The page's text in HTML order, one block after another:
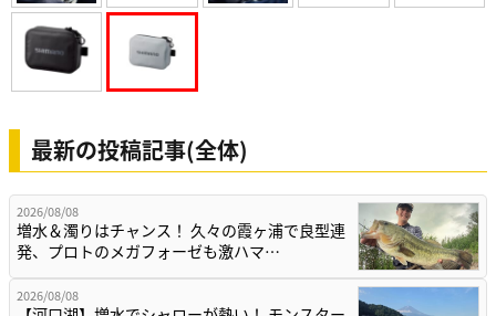
最新の投稿記事(全体)
2026/08/08
増水＆濁りはチャンス！ 久々の霞ヶ浦で良型連
発、プロトのメガフォーゼも激ハマ…
2026/08/08